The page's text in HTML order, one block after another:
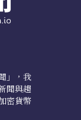
」，我
聞與趨
密貨幣